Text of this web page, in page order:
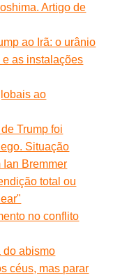
Artigo de
ao Irã: o urânio
as instalações
ao
Trump foi
Situação
Ian Bremmer
total ou
no conflito
do abismo
céus, mas parar